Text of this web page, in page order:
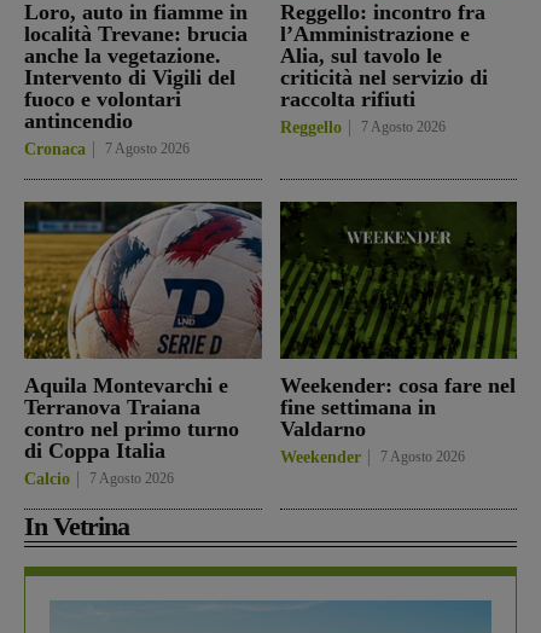
Loro, auto in fiamme in
località Trevane: brucia
anche la vegetazione.
Intervento di Vigili del
fuoco e volontari
antincendio
Cronaca 7 Agosto 2026
Reggello: incontro fra
l’Amministrazione e
Alia, sul tavolo le
criticità nel servizio di
raccolta rifiuti
Reggello 7 Agosto 2026
Aquila Montevarchi e
Terranova Traiana
contro nel primo turno
di Coppa Italia
Calcio 7 Agosto 2026
Weekender: cosa fare nel
fine settimana in
Valdarno
Weekender 7 Agosto 2026
In Vetrina